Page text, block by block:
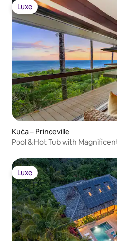
Luxe
Luxe
Kuća – Princeville
Pool & Hot Tub with
Luxe
Luxe